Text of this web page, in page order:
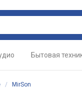
Бытовая
/ MirSon